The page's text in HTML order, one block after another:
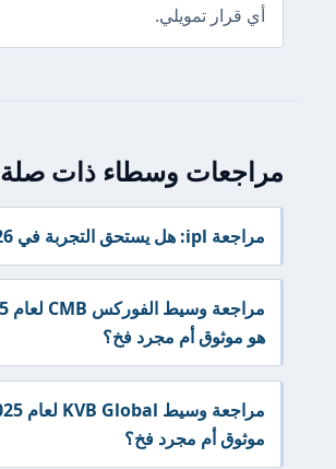
أي قرار تمويلي.
مراجعات وسطاء ذات صلة
مراجعة ipl: هل يستحق التجربة في 2026؟
هو موثوق أم مجرد فخ؟
موثوق أم مجرد فخ؟